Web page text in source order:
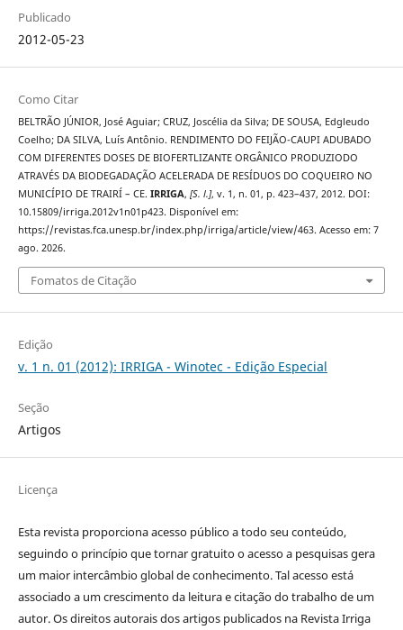
Publicado
2012-05-23
Como Citar
BELTRÃO JÚNIOR, José Aguiar; CRUZ, Joscélia da Silva; DE SOUSA, Edgleudo
Coelho; DA SILVA, Luís Antônio. RENDIMENTO DO FEIJÃO-CAUPI ADUBADO
COM DIFERENTES DOSES DE BIOFERTLIZANTE ORGÂNICO PRODUZIODO
ATRAVÉS DA BIODEGADAÇÃO ACELERADA DE RESÍDUOS DO COQUEIRO NO
MUNICÍPIO DE TRAIRÍ – CE. IRRIGA, [S. l.], v. 1, n. 01, p. 423–437, 2012. DOI:
10.15809/irriga.2012v1n01p423. Disponível em:
https://revistas.fca.unesp.br/index.php/irriga/article/view/463. Acesso em: 7
ago. 2026.
Fomatos de Citação
Edição
v. 1 n. 01 (2012): IRRIGA - Winotec - Edição Especial
Seção
Artigos
Licença
Esta revista proporciona acesso público a todo seu conteúdo,
seguindo o princípio que tornar gratuito o acesso a pesquisas gera
um maior intercâmbio global de conhecimento. Tal acesso está
associado a um crescimento da leitura e citação do trabalho de um
autor. Os direitos autorais dos artigos publicados na Revista Irriga